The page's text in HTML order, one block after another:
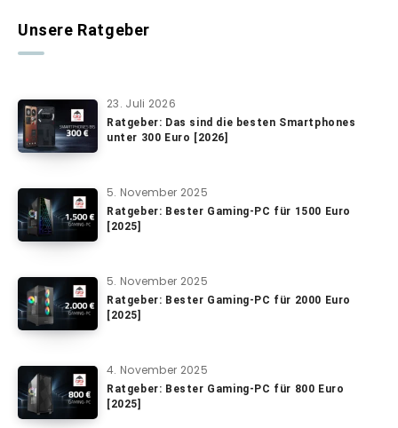
Unsere Ratgeber
23. Juli 2026
Ratgeber: Das sind die besten Smartphones
unter 300 Euro [2026]
5. November 2025
Ratgeber: Bester Gaming-PC für 1500 Euro
[2025]
5. November 2025
Ratgeber: Bester Gaming-PC für 2000 Euro
[2025]
4. November 2025
Ratgeber: Bester Gaming-PC für 800 Euro
[2025]